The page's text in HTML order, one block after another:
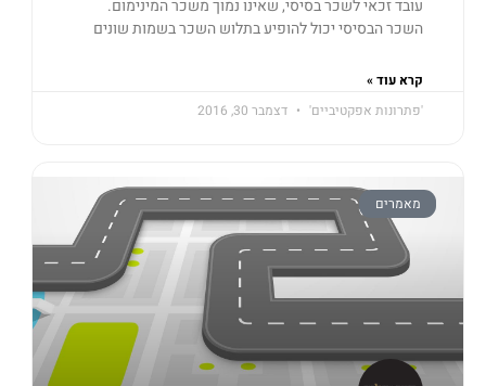
עובד זכאי לשכר בסיסי, שאינו נמוך משכר המינימום.
השכר הבסיסי יכול להופיע בתלוש השכר בשמות שונים
קרא עוד »
'פתרונות אפקטיביים'
דצמבר 30, 2016
מאמרים